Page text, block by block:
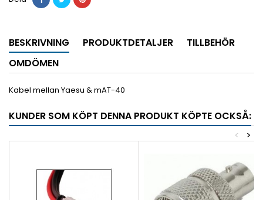
BESKRIVNING PRODUKTDETALJER
TILLBEHÖR
OMDÖMEN
Kabel mellan Yaesu & mAT-40
KUNDER SOM KÖPT DENNA PRODUKT KÖPTE OCKSÅ:
>
<